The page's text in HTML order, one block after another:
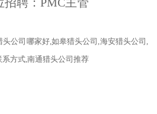
头公司 哪家好,如皋猎头公司 ,海安猎头公司 ,
方式,南通猎头公司推荐